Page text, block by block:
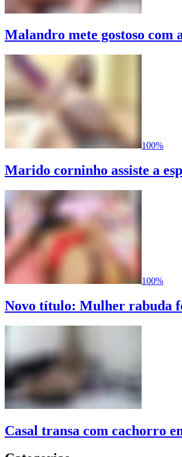
Malandro mete gostoso com
100%
Marido corninho assiste a
100%
Novo título: Mulher rabuda
Casal transa com cachorro